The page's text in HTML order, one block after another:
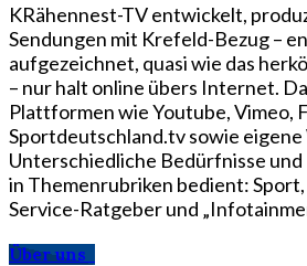
KRähennest-TV entwickelt,
Sendungen mit Krefeld-Bezug –
aufgezeichnet, quasi wie das
– nur halt online übers Internet.
Plattformen wie Youtube, Vimeo,
Sportdeutschland.tv sowie eigene
Unterschiedliche Bedürfnisse
in Themenrubriken bedient:
Service-Ratgeber und
Über uns